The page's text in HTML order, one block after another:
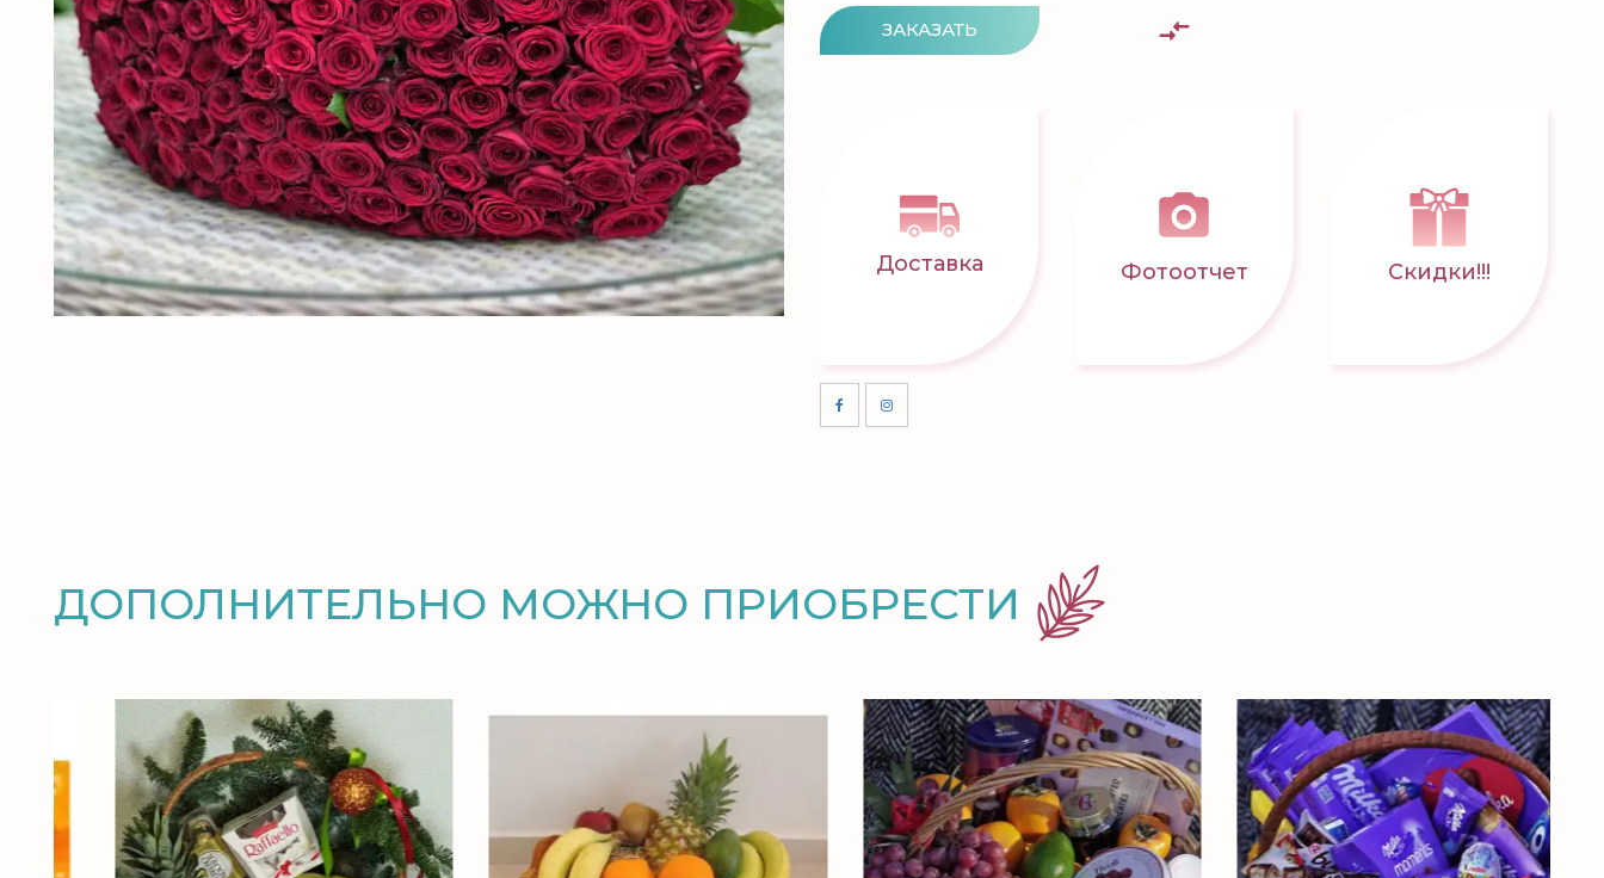
ЗАКАЗАТЬ
Доставка Фотоотчет Скидки!!!
ДОПОЛНИТЕЛЬНО МОЖНО ПРИОБРЕСТИ